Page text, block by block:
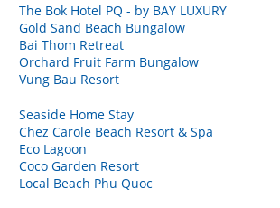
The Bok Hotel PQ - by BAY LUXURY
Gold Sand Beach Bungalow
Bai Thom Retreat
Orchard Fruit Farm Bungalow
Vung Bau Resort
Seaside Home Stay
Chez Carole Beach Resort & Spa
Eco Lagoon
Coco Garden Resort
Local Beach Phu Quoc